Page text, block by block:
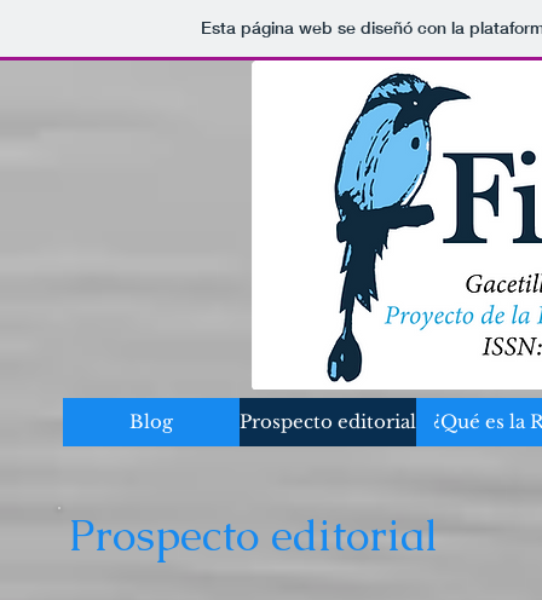
Esta página web se diseñó con la
Blog Prospecto editorial ¿Qué es la
Prospecto editorial